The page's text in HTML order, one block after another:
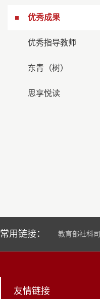
优秀成果
优秀指导教师
东青（树）
思享悦读
常用链接： 教育部社科司
友情链接